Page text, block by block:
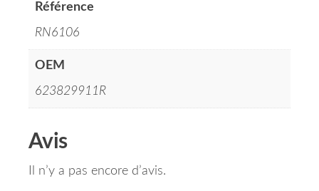
Référence
RN6106
OEM
623829911R
Avis
Il n’y a pas encore d’avis.